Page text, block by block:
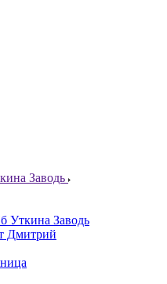
Заводь
Уткина Заводь
Дмитрий